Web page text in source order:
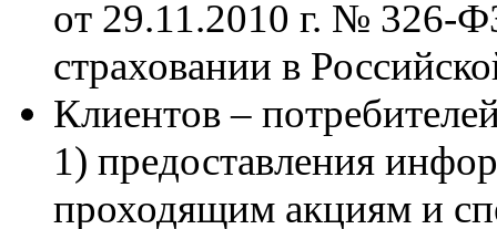
от 29.11.2010 г. № 326-
страховании в
Клиентов –
1) предоставления
проходящим акциям и